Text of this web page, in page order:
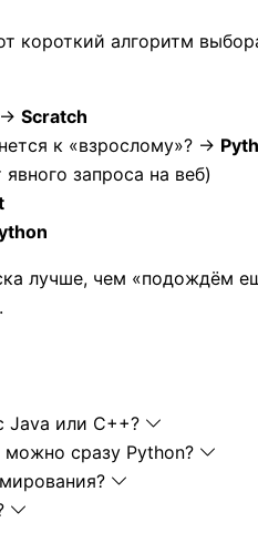
короткий алгоритм
→ Scratch
к «взрослому»? →
явного запроса на веб)
лучше, чем «подождём
Java или C++?
можно сразу Python?